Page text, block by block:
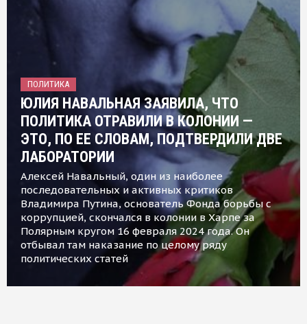
ПОЛИТИКА
ЮЛИЯ НАВАЛЬНАЯ ЗАЯВИЛА, ЧТО
ПОЛИТИКА ОТРАВИЛИ В КОЛОНИИ —
ЭТО, ПО ЕЕ СЛОВАМ, ПОДТВЕРДИЛИ ДВЕ
ЛАБОРАТОРИИ
Алексей Навальный, один из наиболее
последовательных и активных критиков
Владимира Путина, основатель Фонда борьбы с
коррупцией, скончался в колонии в Харпе за
Полярным кругом 16 февраля 2024 года. Он
отбывал там наказание по целому ряду
политических статей